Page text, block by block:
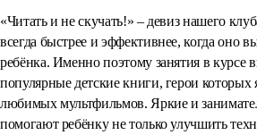
«Читать и не скучать!» – девиз нашего
всегда быстрее и эффективнее, когда оно
ребёнка. Именно поэтому занятия в курсе
популярные детские книги, герои
любимых мультфильмов. Яркие и
помогают ребёнку не только улучшить